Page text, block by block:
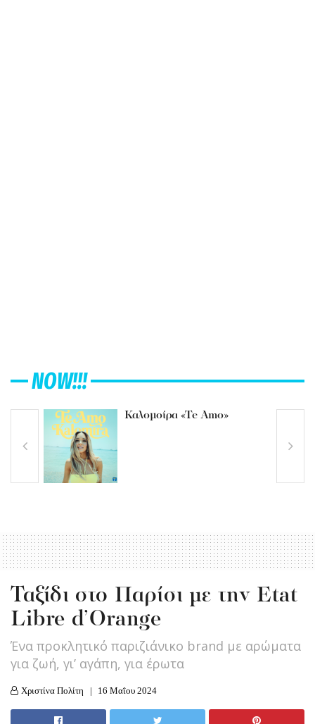
NOW!!!
Καλομοίρα «Te Amo»
Ταξίδι στο Παρίσι με την Etat
Libre d’Orange
Ένα προκλητικό παριζιάνικο brand με αρώματα
για ζωή, γι’ αγάπη, για έρωτα
Χριστίνα Πολίτη 16 Μαΐου 2024